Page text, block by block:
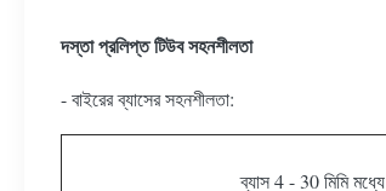
দস্তা প্রলিপ্ত টিউব সহনশীলতা
- বাইরের ব্যাসের সহনশীলতা:
ব্যাস 4 - 30 মিমি মধ্যে